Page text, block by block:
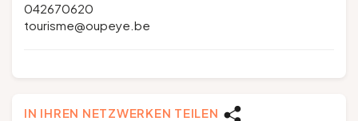
042670620
tourisme@oupeye.be
IN IHREN NETZWERKEN TEILEN